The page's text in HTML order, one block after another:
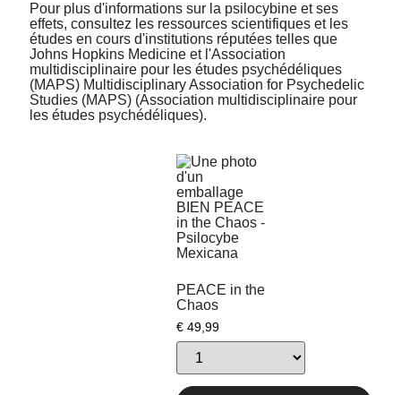
Pour plus d'informations sur la psilocybine et ses
effets, consultez les ressources scientifiques et les
études en cours d'institutions réputées telles que
Johns Hopkins Medicine et l'Association
multidisciplinaire pour les études psychédéliques
(MAPS) Multidisciplinary Association for Psychedelic
Studies (MAPS) (Association multidisciplinaire pour
les études psychédéliques).
PEACE in the
Chaos
€49,99